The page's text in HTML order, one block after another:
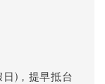
)，提早抵台